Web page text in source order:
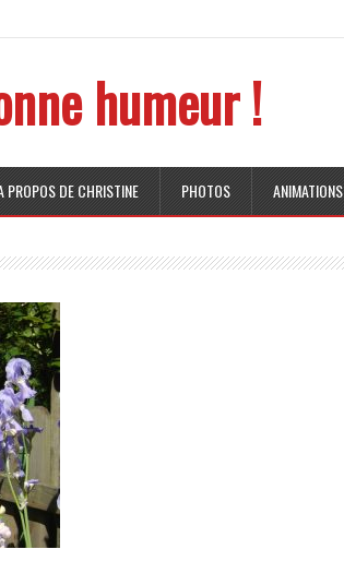
humeur !
PROPOS DE CHRISTINE PHOTOS ANIMATIONS